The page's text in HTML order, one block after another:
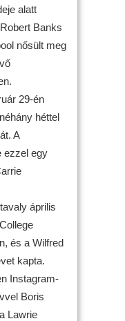
alatt
Banks
nősült meg
29-én
héttel
A
ezzel egy
április
és a Wilfred
kapta.
Instagram-
Boris
Lawrie